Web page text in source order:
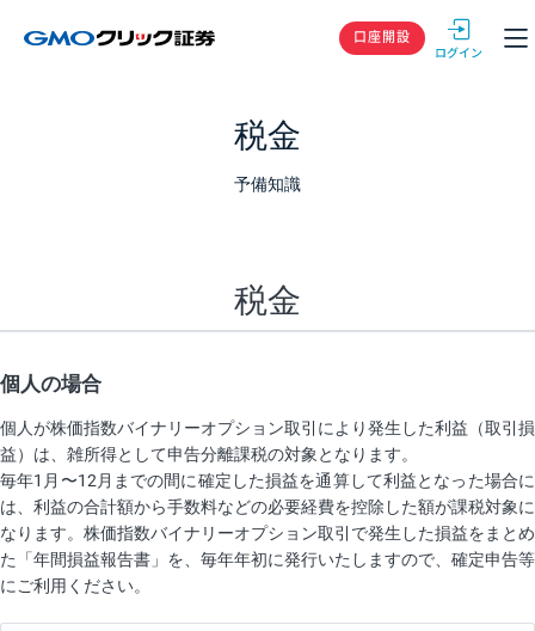
GMOクリック
口座開設
税金
予備知識
税金
個人の場合
個人が株価指数バイナリーオプション取引により発生した利益（取引損
益）は、雑所得として申告分離課税の対象となります。
毎年1月〜12月までの間に確定した損益を通算して利益となった場合に
は、利益の合計額から手数料などの必要経費を控除した額が課税対象に
なります。株価指数バイナリーオプション取引で発生した損益をまとめ
た「年間損益報告書」を、毎年年初に発行いたしますので、確定申告等
にご利用ください。